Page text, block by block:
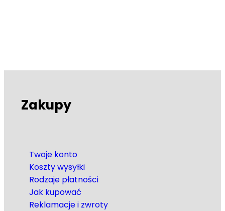
Zakupy
Twoje konto
Koszty wysyłki
Rodzaje płatności
Jak kupować
Reklamacje i zwroty